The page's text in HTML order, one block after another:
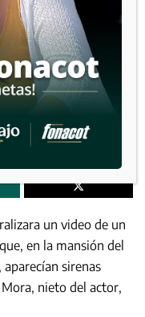
un video de un
en la mansión del
sirenas
nieto del actor,